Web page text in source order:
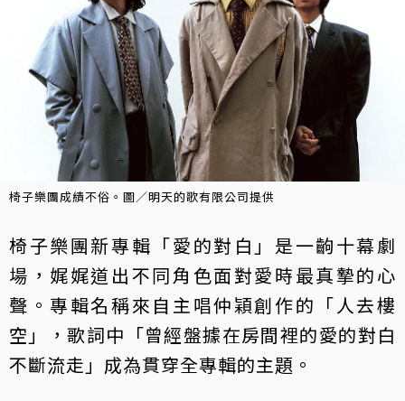
椅子樂團成績不俗。圖／明天的歌有限公司提供
椅子樂團新專輯「愛的對白」是一齣十幕劇
場，娓娓道出不同角色面對愛時最真摯的心
聲。專輯名稱來自主唱仲穎創作的「人去樓
空」，歌詞中「曾經盤據在房間裡的愛的對白
不斷流走」成為貫穿全專輯的主題。